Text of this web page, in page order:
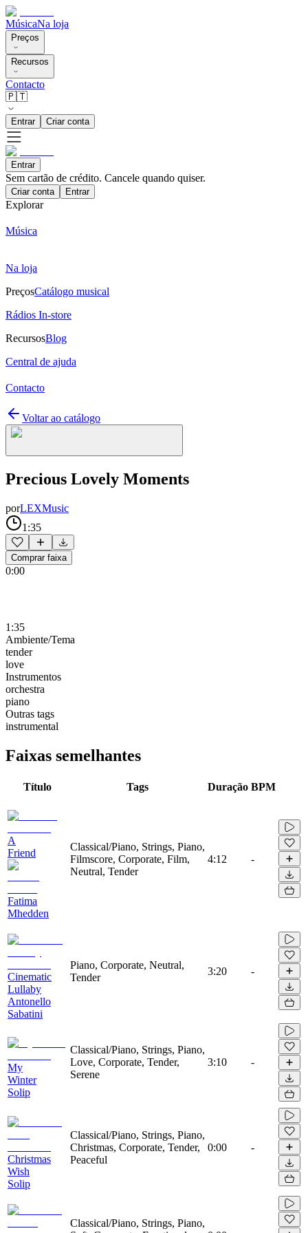
MúsicaNa loja
Preços
Recursos
Contacto
🇵🇹
Entrar Criar conta
Entrar
Sem cartão de crédito. Cancele quando quiser.
Criar conta Entrar
Explorar
Música
Na loja
PreçosCatálogo musical
Rádios In-store
RecursosBlog
Central de ajuda
Contacto
Voltar ao catálogo
Precious Lovely Moments
porLEXMusic
1:35
Comprar faixa
0:00
1:35
Ambiente/Tema
tender
love
Instrumentos
orchestra
piano
Outras tags
instrumental
Faixas semelhantes
Título Tags Duração BPM
A
Friend
Fatima
Mhedden
Classical/Piano, Strings, Piano,
Filmscore, Corporate, Film,
Neutral, Tender
4:12 -
Cinematic
Lullaby
Antonello
Sabatini
Piano, Corporate, Neutral,
Tender
3:20 -
My
Winter
Solip
Classical/Piano, Strings, Piano,
Love, Corporate, Tender,
Serene
3:10 -
Christmas
Wish
Solip
Classical/Piano, Strings, Piano,
Christmas, Corporate, Tender,
Peaceful
0:00 -
Classical/Piano, Strings, Piano,